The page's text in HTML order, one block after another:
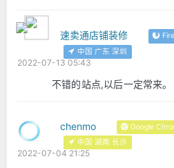
速卖通店铺装修
中国 广东 深圳
2022-07-13 05:43
不错的站点,以后一定常来。
chenmo Google Chrome
中国 湖南 长沙
2022-07-04 21:25